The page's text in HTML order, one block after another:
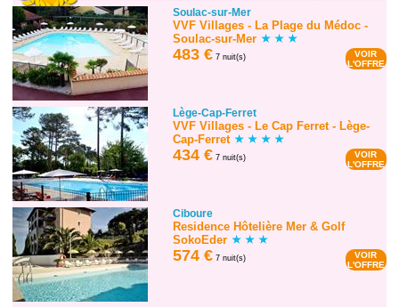
Soulac-sur-Mer
VVF Villages - La Plage du Médoc -
Soulac-sur-Mer
483 € 7 nuit(s)
VOIR
L'OFFRE
Lège-Cap-Ferret
VVF Villages - Le Cap Ferret - Lège-
Cap-Ferret
434 € 7 nuit(s)
VOIR
L'OFFRE
Ciboure
Residence Hôtelière Mer & Golf
SokoEder
574 € 7 nuit(s)
VOIR
L'OFFRE